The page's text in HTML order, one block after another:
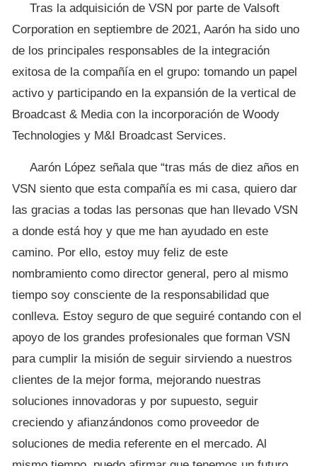
Tras la adquisición de VSN por parte de Valsoft
Corporation en septiembre de 2021, Aarón ha sido uno
de los principales responsables de la integración
exitosa de la compañía en el grupo: tomando un papel
activo y participando en la expansión de la vertical de
Broadcast & Media con la incorporación de Woody
Technologies y M&I Broadcast Services.
Aarón López señala que “tras más de diez años en
VSN siento que esta compañía es mi casa, quiero dar
las gracias a todas las personas que han llevado VSN
a donde está hoy y que me han ayudado en este
camino. Por ello, estoy muy feliz de este
nombramiento como director general, pero al mismo
tiempo soy consciente de la responsabilidad que
conlleva. Estoy seguro de que seguiré contando con el
apoyo de los grandes profesionales que forman VSN
para cumplir la misión de seguir sirviendo a nuestros
clientes de la mejor forma, mejorando nuestras
soluciones innovadoras y por supuesto, seguir
creciendo y afianzándonos como proveedor de
soluciones de media referente en el mercado. Al